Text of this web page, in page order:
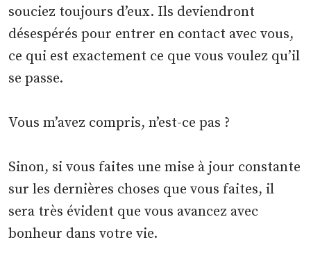
souciez toujours d’eux. Ils deviendront
désespérés pour entrer en contact avec vous,
ce qui est exactement ce que vous voulez qu’il
se passe.
Vous m’avez compris, n’est-ce pas ?
Sinon, si vous faites une mise à jour constante
sur les dernières choses que vous faites, il
sera très évident que vous avancez avec
bonheur dans votre vie.